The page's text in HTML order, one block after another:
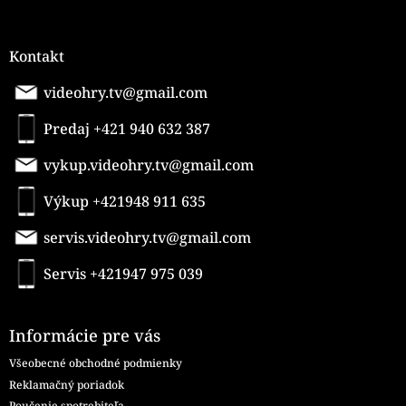
Kontakt
videohry.tv@gmail.com
Predaj +421 940 632 387
vykup.videohry.tv@gmail.com
Výkup +421948 911 635
servis.videohry.tv@gmail.com
Servis +421947 975 039
Informácie pre vás
Všeobecné obchodné podmienky
Reklamačný poriadok